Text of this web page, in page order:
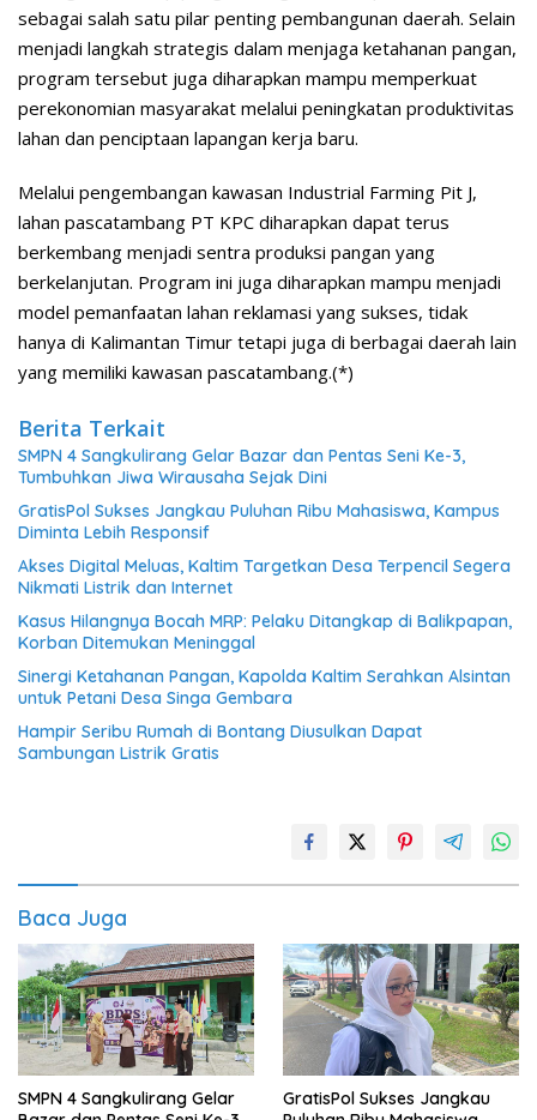
sebagai salah satu pilar penting pembangunan daerah. Selain
menjadi langkah strategis dalam menjaga ketahanan pangan,
program tersebut juga diharapkan mampu memperkuat
perekonomian masyarakat melalui peningkatan produktivitas
lahan dan penciptaan lapangan kerja baru.
Melalui pengembangan kawasan Industrial Farming Pit J,
lahan pascatambang PT KPC diharapkan dapat terus
berkembang menjadi sentra produksi pangan yang
berkelanjutan. Program ini juga diharapkan mampu menjadi
model pemanfaatan lahan reklamasi yang sukses, tidak
hanya di Kalimantan Timur tetapi juga di berbagai daerah lain
yang memiliki kawasan pascatambang.(*)
Berita Terkait
SMPN 4 Sangkulirang Gelar Bazar dan Pentas Seni Ke-3,
Tumbuhkan Jiwa Wirausaha Sejak Dini
GratisPol Sukses Jangkau Puluhan Ribu Mahasiswa, Kampus
Diminta Lebih Responsif
Akses Digital Meluas, Kaltim Targetkan Desa Terpencil Segera
Nikmati Listrik dan Internet
Kasus Hilangnya Bocah MRP: Pelaku Ditangkap di Balikpapan,
Korban Ditemukan Meninggal
Sinergi Ketahanan Pangan, Kapolda Kaltim Serahkan Alsintan
untuk Petani Desa Singa Gembara
Hampir Seribu Rumah di Bontang Diusulkan Dapat
Sambungan Listrik Gratis
Baca Juga
SMPN 4 Sangkulirang Gelar
GratisPol Sukses Jangkau